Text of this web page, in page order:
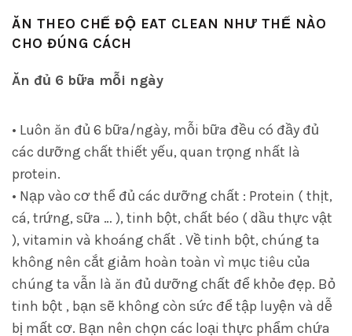
ĂN THEO CHẾ ĐỘ EAT CLEAN NHƯ THẾ NÀO
CHO ĐÚNG CÁCH
Ăn đủ 6 bữa mỗi ngày
• Luôn ăn đủ 6 bữa/ngày, mỗi bữa đều có đầy đủ
các dưỡng chất thiết yếu, quan trọng nhất là
protein.
• Nạp vào cơ thể đủ các dưỡng chất : Protein ( thịt,
cá, trứng, sữa … ), tinh bột, chất béo ( dầu thực vật
), vitamin và khoáng chất . Về tinh bột, chúng ta
không nên cắt giảm hoàn toàn vì mục tiêu của
chúng ta vẫn là ăn đủ dưỡng chất để khỏe đẹp. Bỏ
tinh bột , bạn sẽ không còn sức để tập luyện và dễ
bị mất cơ. Bạn nên chọn các loại thực phẩm chứa